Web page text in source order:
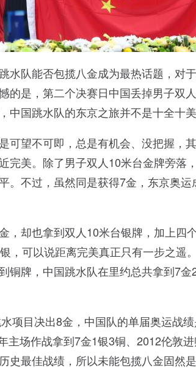
水队能否包揽八金成为最热话题，对
的是，第二个决赛日中国丢掉男子双
中国跳水队的东京之旅并不是十全十美
可望不可即，总是有机会、没把握，
完美。除了男子双人10米台金牌旁落
。不过，虽然同是获得7金，东京奥
，却也拿到双人10米台银牌，加上四
，可以说距离完美真正只有一步之遥
铜牌，中国跳水队在里约总共拿到7
项目决出8金，中国队的单届奥运战
主场作战拿到7金1银3铜、2012伦敦
史最佳战绩，所以未能包揽八金固然